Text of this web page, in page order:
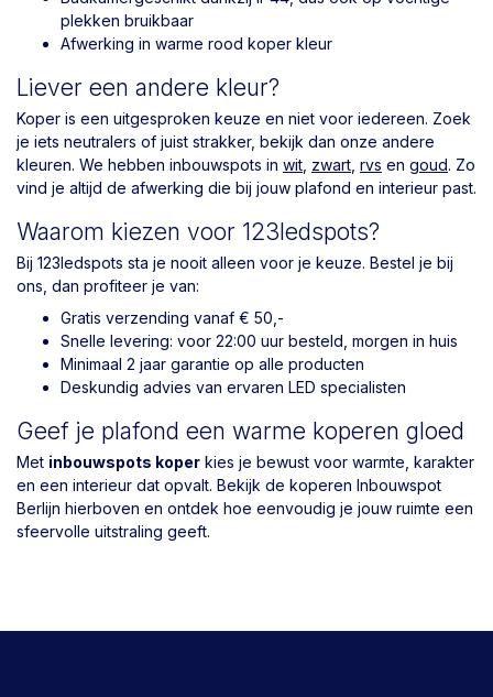
plekken bruikbaar
Afwerking in warme rood koper kleur
Liever een andere kleur?
Koper is een uitgesproken keuze en niet voor iedereen. Zoek
je iets neutralers of juist strakker, bekijk dan onze andere
kleuren. We hebben inbouwspots in wit zwart rvs en goud. Zo
vind je altijd de afwerking die bij jouw plafond en interieur past.
Waarom kiezen voor 123ledspots?
Bij 123ledspots sta je nooit alleen voor je keuze. Bestel je bij
ons, dan profiteer je van:
Gratis verzending vanaf € 50,-
Snelle levering: voor 22:00 uur besteld, morgen in huis
Minimaal 2 jaar garantie op alle producten
Deskundig advies van ervaren LED specialisten
Geef je plafond een warme koperen gloed
Met inbouwspots koper kies je bewust voor warmte, karakter
en een interieur dat opvalt. Bekijk de koperen Inbouwspot
Berlijn hierboven en ontdek hoe eenvoudig je jouw ruimte een
sfeervolle uitstraling geeft.